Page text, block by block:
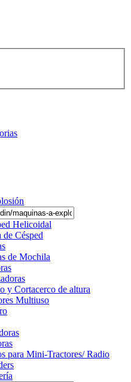
Helicoidal
de Césped
de Mochila
y Cortacerco de altura
Multiuso
para Mini-Tractores/ Radio